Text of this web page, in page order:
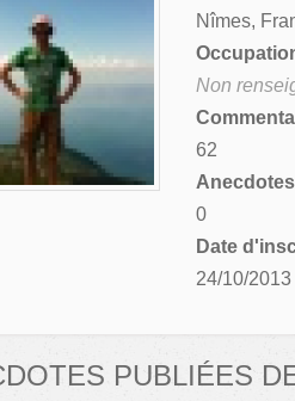
Nîmes,
Non
62
0
Date
24/10/2013
PUBLIÉES